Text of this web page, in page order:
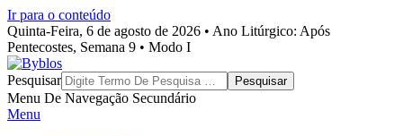
Ir para o conteúdo
Quinta-Feira, 6 de agosto de 2026 • Ano Litúrgico: Após
Pentecostes, Semana 9 • Modo I
Byblos
Pesquisar
Menu De Navegação Secundário
Menu